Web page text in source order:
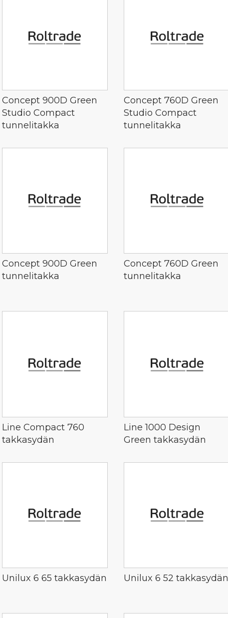
Concept 900D Green
Studio Compact
tunnelitakka
Concept 760D Green
Studio Compact
tunnelitakka
Concept 900D Green
tunnelitakka
Concept 760D Green
tunnelitakka
Line Compact 760
takkasydän
Line 1000 Design
Green takkasydän
Unilux 6 65 takkasydän Unilux 6 52 takkasydän